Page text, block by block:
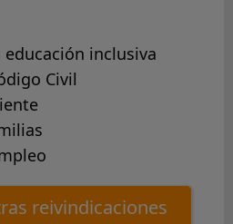
inclusiva
Civil
reivindicaciones